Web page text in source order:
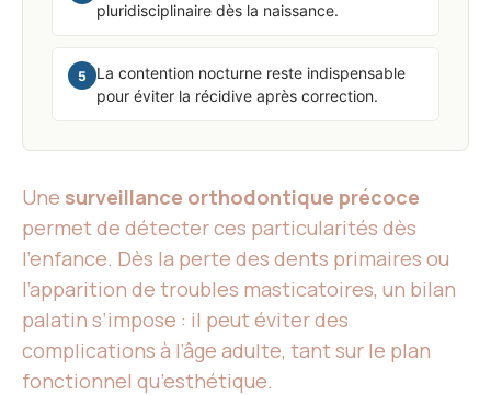
pluridisciplinaire dès la naissance.
5
La contention nocturne reste indispensable
pour éviter la récidive après correction.
Une surveillance orthodontique précoce
permet de détecter ces particularités dès
l’enfance. Dès la perte des dents primaires ou
l’apparition de troubles masticatoires, un bilan
palatin s’impose : il peut éviter des
complications à l’âge adulte, tant sur le plan
fonctionnel qu’esthétique.